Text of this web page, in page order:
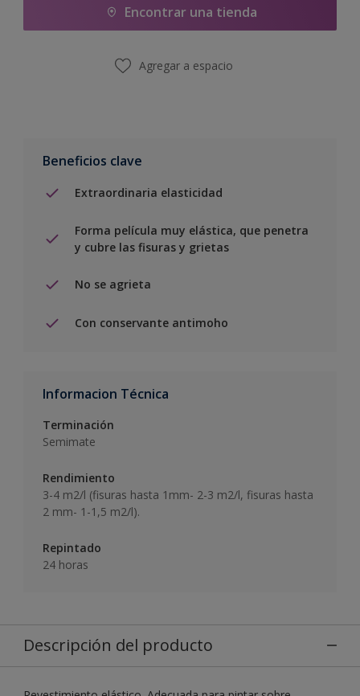
Encontrar una tienda
Agregar a espacio
Beneficios clave
Extraordinaria elasticidad
Forma película muy elástica, que penetra
y cubre las fisuras y grietas
No se agrieta
Con conservante antimoho
Informacion Técnica
Terminación
Semimate
Rendimiento
3-4 m2/l (fisuras hasta 1mm- 2-3 m2/l, fisuras hasta
2 mm- 1-1,5 m2/l).
Repintado
24 horas
Descripción del producto